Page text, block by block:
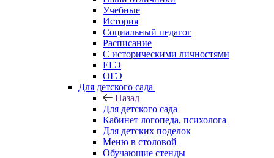
Учебные
История
Социальный педагог
Расписание
С историческими личностями
ЕГЭ
ОГЭ
Для детского сада
Назад
Для детского сада
Кабинет логопеда, психолога
Для детских поделок
Меню в столовой
Обучающие стенды